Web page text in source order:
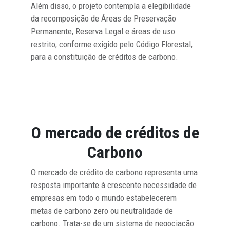
Além disso, o projeto contempla a elegibilidade
da recomposição de Áreas de Preservação
Permanente, Reserva Legal e áreas de uso
restrito, conforme exigido pelo Código Florestal,
para a constituição de créditos de carbono.
O mercado de créditos de
Carbono
O mercado de crédito de carbono representa uma
resposta importante à crescente necessidade de
empresas em todo o mundo estabelecerem
metas de carbono zero ou neutralidade de
carbono. Trata-se de um sistema de negociação